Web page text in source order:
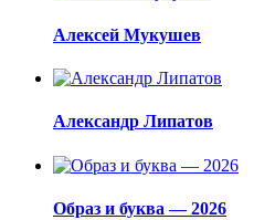
Алексей Мукушев
Александр Липатов
Образ и буква — 2026